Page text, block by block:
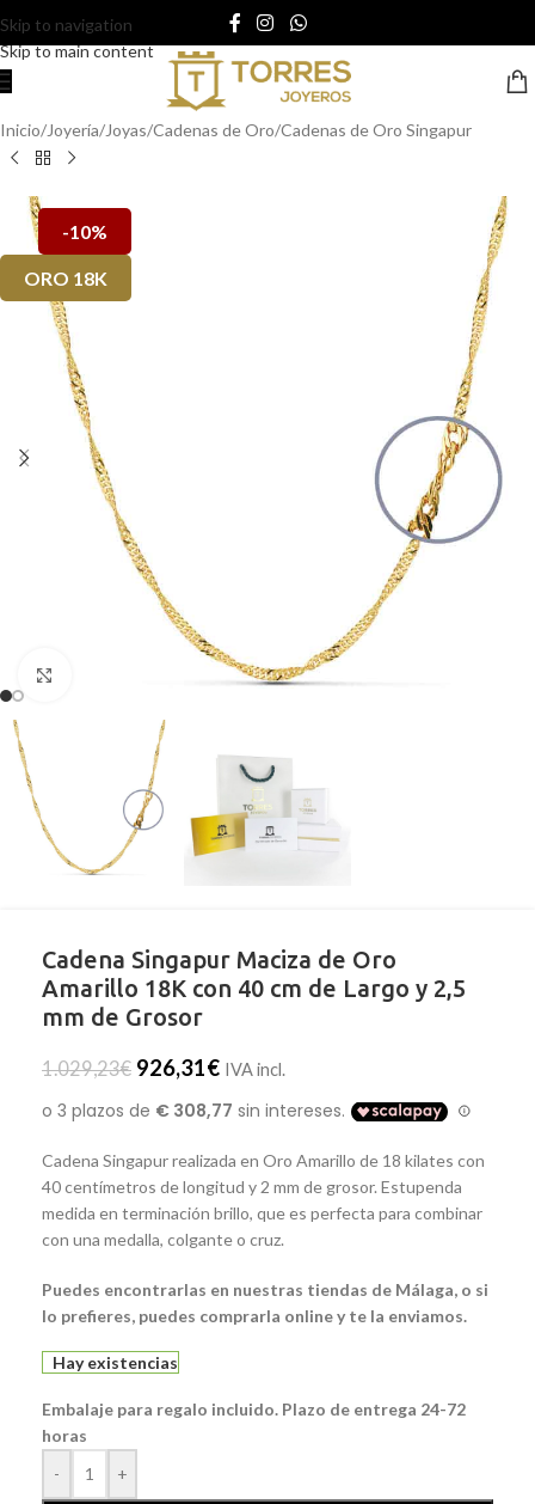
Skip to navigation
Skip to main content
Inicio/Joyería/Joyas/Cadenas de Oro/Cadenas de Oro Singapur
-10%
ORO 18K
Cadena Singapur Maciza de Oro
Amarillo 18K con 40 cm de Largo y 2,5
mm de Grosor
1.029,23€ 926,31€ IVA incl.
Cadena Singapur realizada en Oro Amarillo de 18 kilates con
40 centímetros de longitud y 2 mm de grosor. Estupenda
medida en terminación brillo, que es perfecta para combinar
con una medalla, colgante o cruz.
Puedes encontrarlas en nuestras tiendas de Málaga, o si
lo prefieres, puedes comprarla online y te la enviamos.
Hay existencias
Embalaje para regalo incluido. Plazo de entrega 24-72
horas
-
+